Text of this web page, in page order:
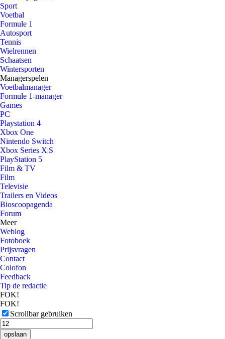
Sport
Voetbal
Formule 1
Autosport
Tennis
Wielrennen
Schaatsen
Wintersporten
Managerspelen
Voetbalmanager
Formule 1-manager
Games
PC
Playstation 4
Xbox One
Nintendo Switch
Xbox Series X|S
PlayStation 5
Film & TV
Film
Televisie
Trailers en Videos
Bioscoopagenda
Forum
Meer
Weblog
Fotoboek
Prijsvragen
Contact
Colofon
Feedback
Tip de redactie
FOK!
FOK!
Scrollbar gebruiken
opslaan